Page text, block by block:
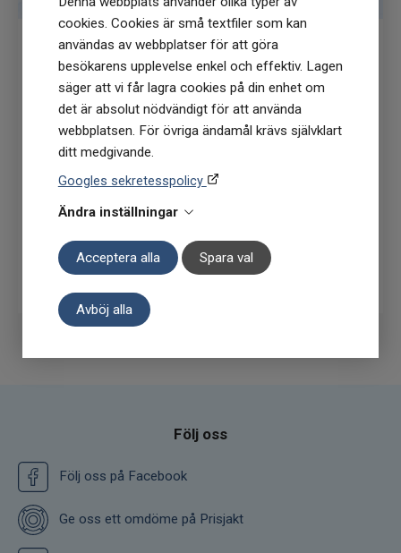
cookies. Cookies är små textfiler som kan
användas av webbplatser för att göra
besökarens upplevelse enkel och effektiv. Lagen
säger att vi får lagra cookies på din enhet om
det är absolut nödvändigt för att använda
webbplatsen. För övriga ändamål krävs självklart
ditt medgivande.
Googles sekretesspolicy
Ändra inställningar
Acceptera alla Spara val
Avböj alla
Få10% rabattnär du anmäler dig för vårt
nyhetsbrev
(Du får en kod till din mejl som gäller vid 1
köptillfälle på ordinarie priser)
Prenumerera
Följ oss
Följ oss på Facebook
Ge oss ett omdöme på Prisjakt